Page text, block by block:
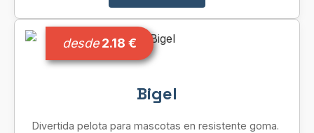
desde2.18 €
Bigel
Divertida pelota para mascotas en resistente goma.